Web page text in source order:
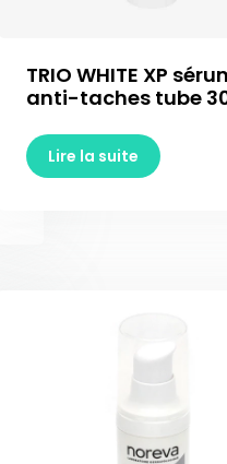
TRIO WHITE XP
anti-taches tube
Lire la suite